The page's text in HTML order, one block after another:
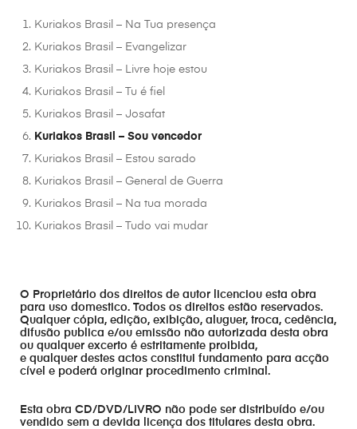
Kuriakos Brasil – Na Tua presença
Kuriakos Brasil – Evangelizar
Kuriakos Brasil – Livre hoje estou
Kuriakos Brasil – Tu é fiel
Kuriakos Brasil – Josafat
Kuriakos Brasil – Sou vencedor
Kuriakos Brasil – Estou sarado
Kuriakos Brasil – General de Guerra
Kuriakos Brasil – Na tua morada
Kuriakos Brasil – Tudo vai mudar
O Proprietário dos direitos de autor licenciou esta obra
para uso domestico. Todos os direitos estão reservados.
Qualquer cópia, edição, exibição, aluguer, troca, cedência,
difusão publica e/ou emissão não autorizada desta obra
ou qualquer excerto é estritamente proibida,
e qualquer destes actos constitui fundamento para acção
cível e poderá originar procedimento criminal.
Esta obra CD/DVD/LIVRO não pode ser distribuído e/ou
vendido sem a devida licença dos titulares desta obra.